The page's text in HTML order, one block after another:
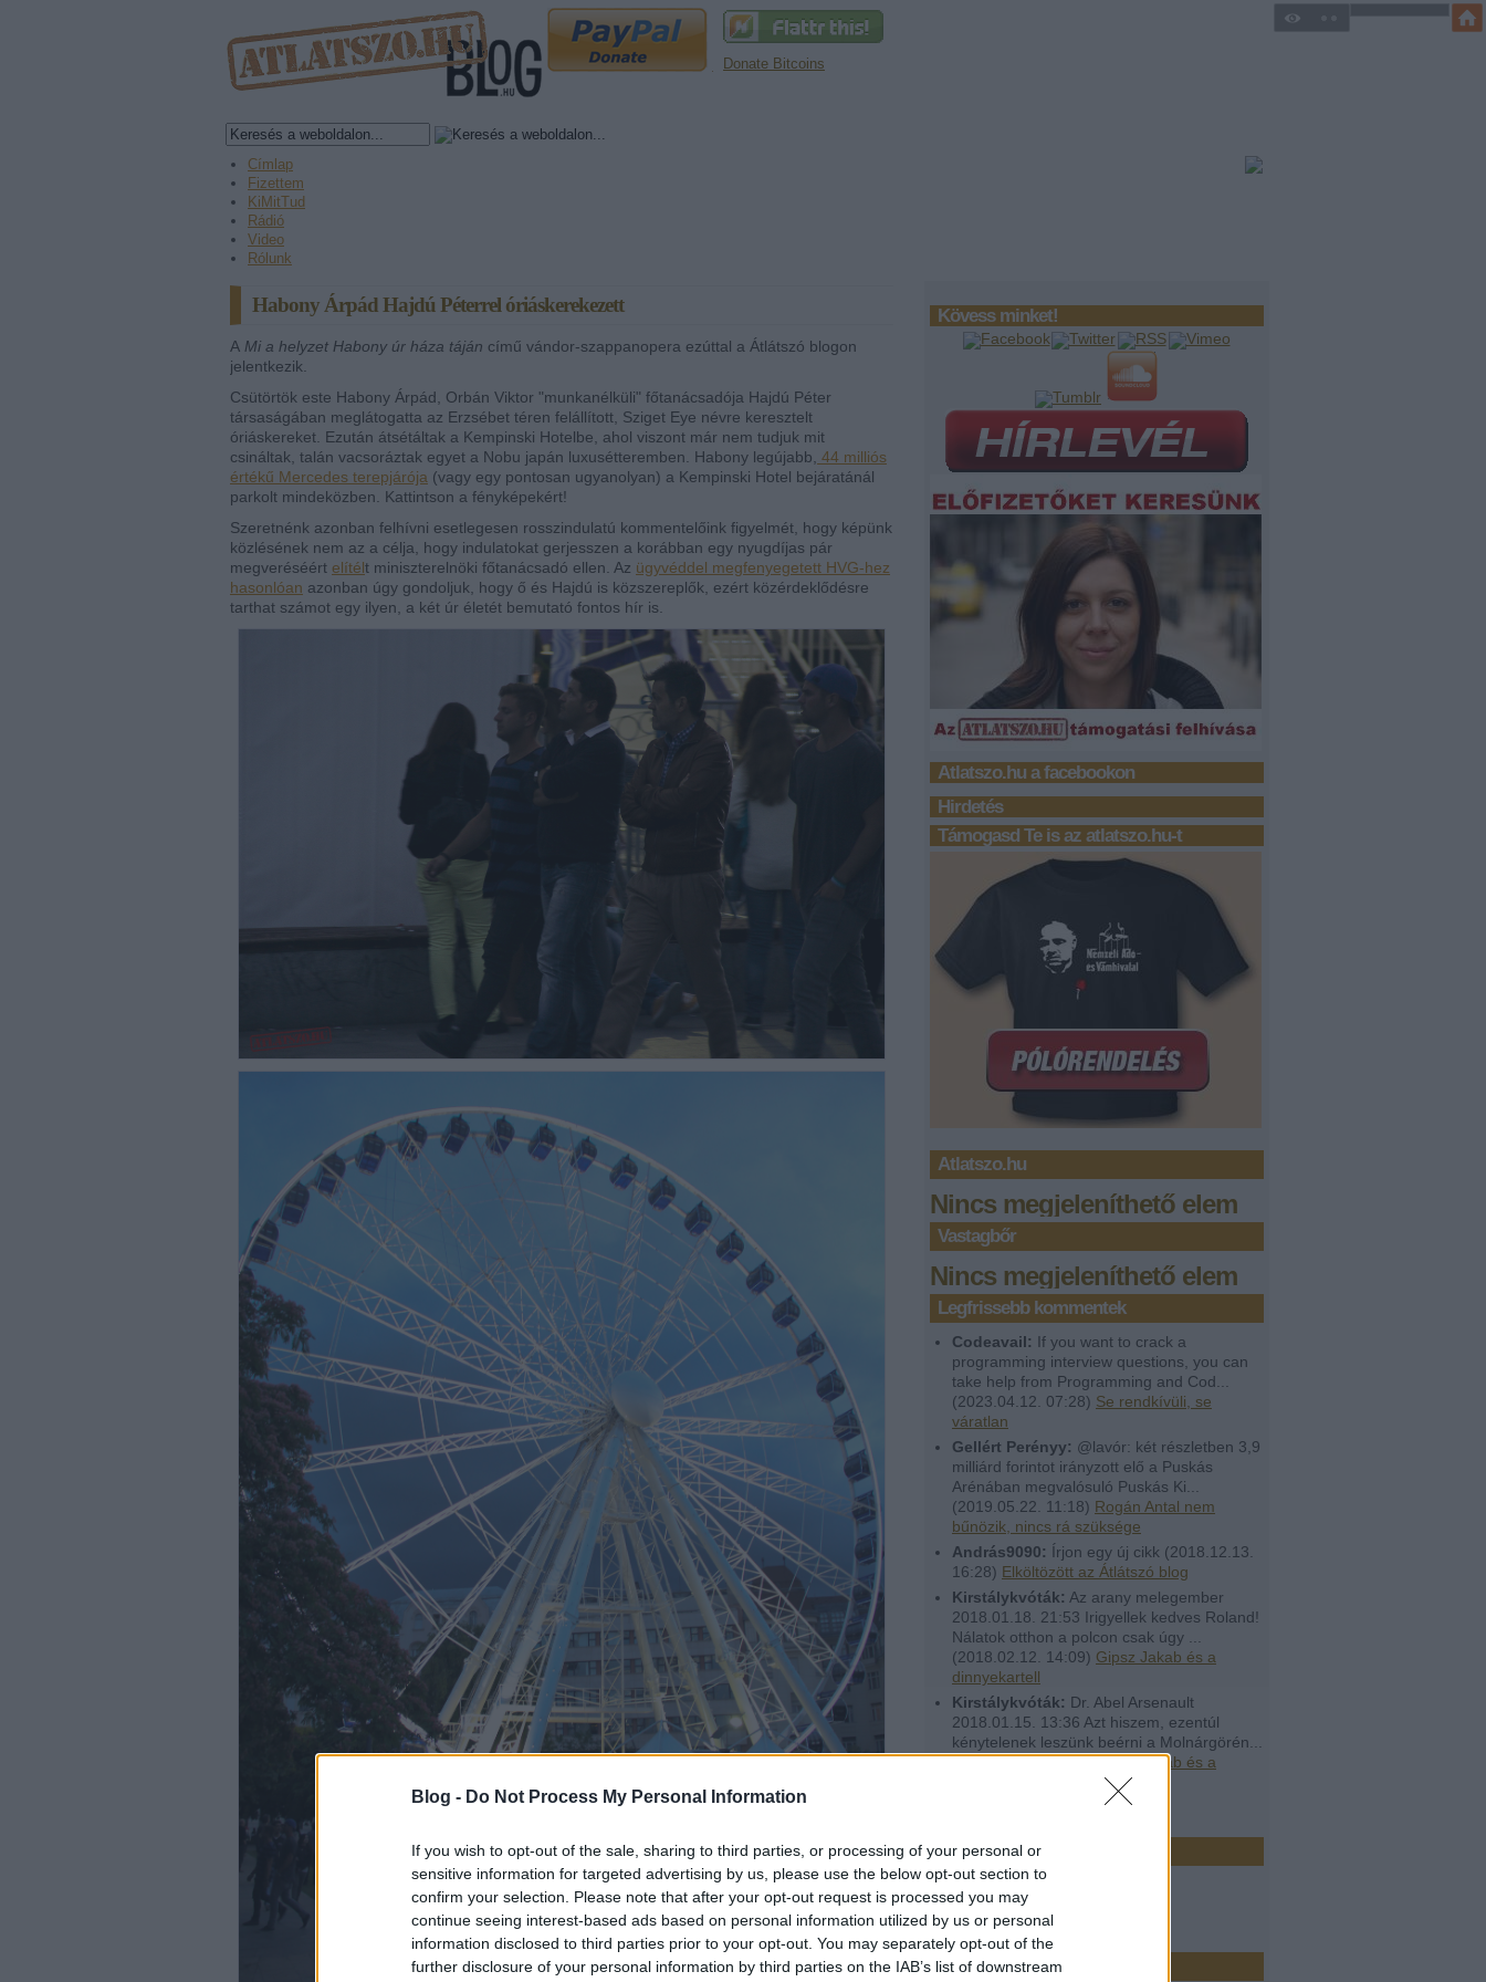
Blog - Do Not Process My Personal Information
If you wish to opt-out of the sale, sharing to third parties, or processing of your personal or
sensitive information for targeted advertising by us, please use the below opt-out section to
confirm your selection. Please note that after your opt-out request is processed you may
continue seeing interest-based ads based on personal information utilized by us or personal
information disclosed to third parties prior to your opt-out. You may separately opt-out of the
further disclosure of your personal information by third parties on the IAB’s list of downstream
Donate Bitcoins
Címlap
Fizettem
KiMitTud
Rádió
Video
Rólunk
Kövess minket!
Atlatszo.hu a facebookon
Hirdetés
Támogasd Te is az atlatszo.hu-t
Atlatszo.hu
Nincs megjeleníthető elem
Vastagbőr
Nincs megjeleníthető elem
Legfrissebb kommentek
Codeavail: If you want to crack a
programming interview questions, you can
take help from Programming and Cod...
(2023.04.12. 07:28) Se rendkívüli, se
váratlan
Gellért Perényy: @lavór: két részletben 3,9
milliárd forintot irányzott elő a Puskás
Arénában megvalósuló Puskás Ki...
(2019.05.22. 11:18) Rogán Antal nem
bűnözik, nincs rá szüksége
András9090: Írjon egy új cikk (2018.12.13.
16:28) Elköltözött az Átlátszó blog
Kirstálykvóták: Az arany melegember
2018.01.18. 21:53 Irigyellek kedves Roland!
Nálatok otthon a polcon csak úgy ...
(2018.02.12. 14:09) Gipsz Jakab és a
dinnyekartell
Kirstálykvóták: Dr. Abel Arsenault
2018.01.15. 13:36 Azt hiszem, ezentúl
kénytelenek leszünk beérni a Molnárgörén...
(2018.02.12. 14:08) Gipsz Jakab és a
Ténytár
Feedek
Habony Árpád Hajdú Péterrel óriáskerekezett
A Mi a helyzet Habony úr háza táján című vándor-szappanopera ezúttal a Átlátszó blogon
jelentkezik.
Csütörtök este Habony Árpád, Orbán Viktor "munkanélküli" főtanácsadója Hajdú Péter
társaságában meglátogatta az Erzsébet téren felállított, Sziget Eye névre keresztelt
óriáskereket. Ezután átsétáltak a Kempinski Hotelbe, ahol viszont már nem tudjuk mit
csináltak, talán vacsoráztak egyet a Nobu japán luxusétteremben. Habony legújabb, 44 milliós
értékű Mercedes terepjárója (vagy egy pontosan ugyanolyan) a Kempinski Hotel bejáratánál
parkolt mindeközben. Kattintson a fényképekért!
Szeretnénk azonban felhívni esetlegesen rosszindulatú kommentelőink figyelmét, hogy képünk
közlésének nem az a célja, hogy indulatokat gerjesszen a korábban egy nyugdíjas pár
megveréséért elítélt miniszterelnöki főtanácsadó ellen. Az ügyvéddel megfenyegetett HVG-hez
hasonlóan azonban úgy gondoljuk, hogy ő és Hajdú is közszereplők, ezért közérdeklődésre
tarthat számot egy ilyen, a két úr életét bemutató fontos hír is.